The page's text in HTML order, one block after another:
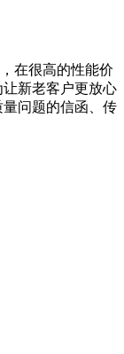
在很高的性能价
新老客户更放心
问题的信函、传